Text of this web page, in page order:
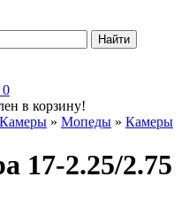
0
в корзину!
Камеры » Мопеды » Камеры
17-2.25/2.75